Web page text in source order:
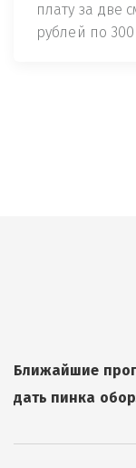
плату за две
рублей по
Ближайшие
дать пинка